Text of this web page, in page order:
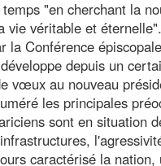
"en cherchant la
vie véritable et éternelle".
la Conférence
depuis un
vœux au nouveau
les principales
sont en situation
caractérisé la